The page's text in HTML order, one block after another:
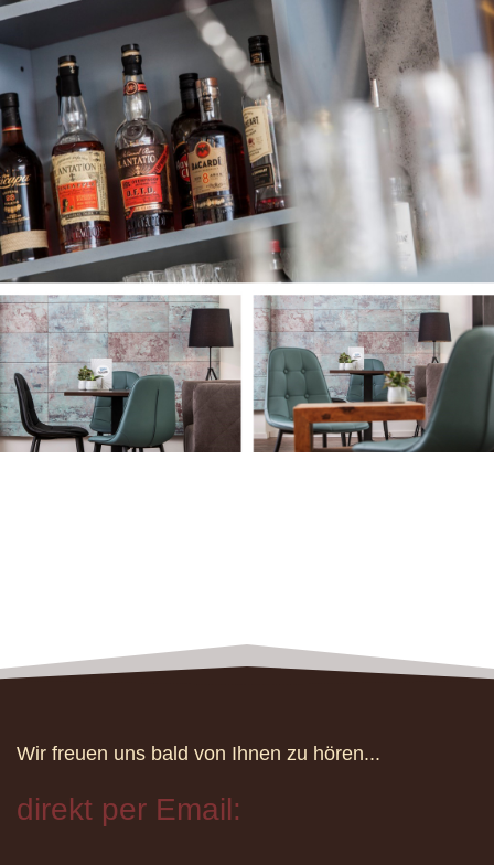
Wir freuen uns bald von Ihnen zu hören...
direkt per Email: